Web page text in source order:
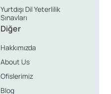
Yurtdışı Dil Yeterlilik
Sınavları
Diğer
Hakkımızda
About Us
Ofislerimiz
Blog